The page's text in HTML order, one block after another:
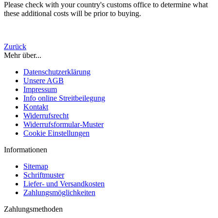
Please check with your country's customs office to determine what
these additional costs will be prior to buying.
Zurück
Mehr über...
Datenschutzerklärung
Unsere AGB
Impressum
Info online Streitbeilegung
Kontakt
Widerrufsrecht
Widerrufsformular-Muster
Cookie Einstellungen
Informationen
Sitemap
Schriftmuster
Liefer- und Versandkosten
Zahlungsmöglichkeiten
Zahlungsmethoden